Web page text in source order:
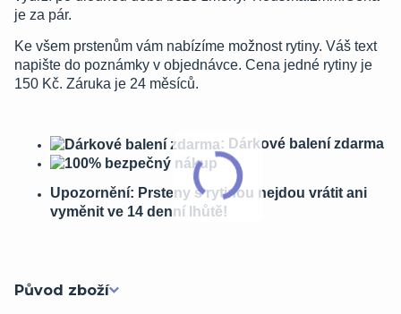
je za pár.
Ke všem prstenům vám nabízíme možnost rytiny. Váš text
napište do poznámky v objednávce. Cena jedné rytiny je
150 Kč. Záruka je 24 měsíců.
: Dárkové balení zdarma
Upozornění: Prsteny s rytinou nejdou vrátit ani
vyměnit ve 14 denní lhůtě!
Původ zboží